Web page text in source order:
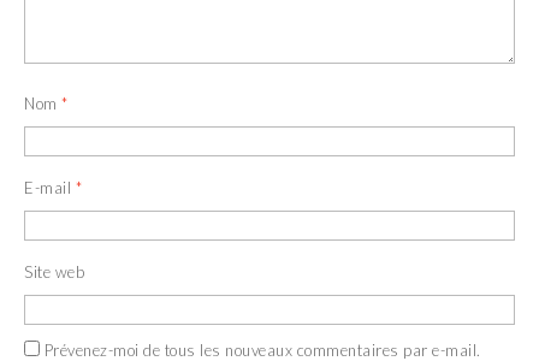
Nom *
E-mail *
Site web
Prévenez-moi de tous les nouveaux commentaires par e-mail.